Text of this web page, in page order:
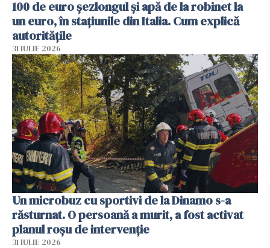
100 de euro șezlongul și apă de la robinet la
un euro, în stațiunile din Italia. Cum explică
autoritățile
31 IULIE 2026
Un microbuz cu sportivi de la Dinamo s-a
răsturnat. O persoană a murit, a fost activat
planul roșu de intervenție
31 IULIE 2026